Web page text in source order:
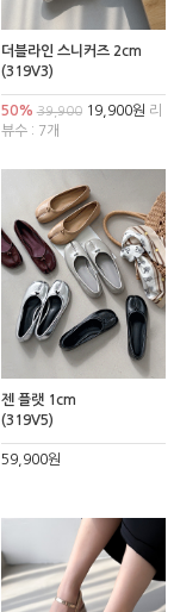
더블라인 스니커즈 2cm
(319V3)
50% 39,90019,900원 리
뷰수 : 7개
젠 플랫 1cm
(319V5)
59,900원